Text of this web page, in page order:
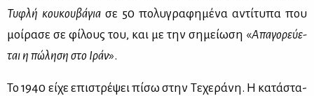
Τυ­φλή κου­κου­βά­για σε 50 πο­λυ­γρα­φη­μέ­να αντί­τυ­πα που
μοί­ρα­σε σε φί­λους του, και με την ση­μεί­ω­ση «Απα­γο­ρεύ­ε­
ται η πώ­λη­ση στο Ιράν».
Το 1940 εί­χε επι­στρέ­ψει πί­σω στην Τε­χε­ρά­νη. Η κα­τά­στα­